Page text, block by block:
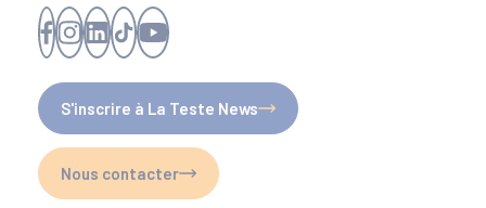
S'inscrire à La Teste News
Nous contacter